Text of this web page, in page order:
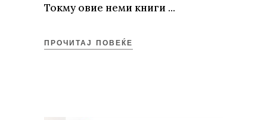
Токму овие неми книги
ПРОЧИТАЈ ПОВЕЌЕ